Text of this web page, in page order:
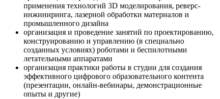
применения технологий 3D моделирования, реверс-
инжиниринга, лазерной обработки материалов и
промышленного дизайна
организация и проведение занятий по проектированию,
конструированию и управлению (в специально
созданных условиях) роботами и беспилотными
летательными аппаратами
организация практики работы в студии для создания
эффективного цифрового образовательного контента
(презентации, онлайн-вебинары, демонстрационные
опыты и другие)